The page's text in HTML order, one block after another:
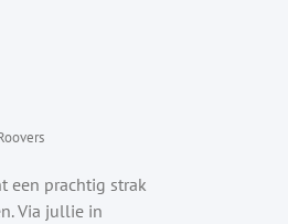
een prachtig strak
Via jullie in